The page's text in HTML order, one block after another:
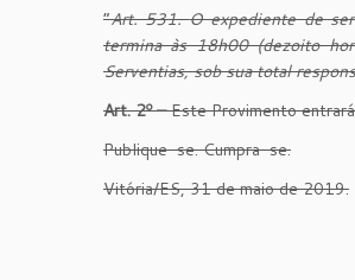
“Art. 531.O expediente de
termina às 18h00 (dezoito
Serventias, sob sua total
Art. 2º –Este Provimento
Publique-se. Cumpra-se.
Vitória/ES, 31 de maio de 2019.